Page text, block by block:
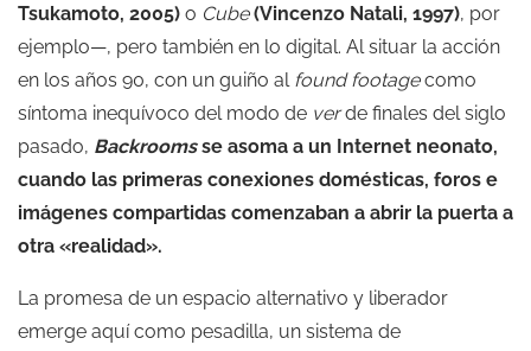
Tsukamoto, 2005) o Cube(Vincenzo Natali, 1997), por
ejemplo—, pero también en lo digital. Al situar la acción
en los años 90, con un guiño al found footagecomo
síntoma inequívoco del modo de verde finales del siglo
pasado, Backroomsse asoma a un Internet neonato,
cuando las primeras conexiones domésticas, foros e
imágenes compartidas comenzaban a abrir la puerta a
otra «realidad».
La promesa de un espacio alternativo y liberador
emerge aquí como pesadilla, un sistema de